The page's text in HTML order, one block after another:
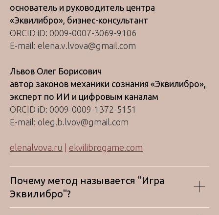
основатель и руководитель центра
«Эквилибро», бизнес-консультант
ORCID iD: 0009-0007-3069-9106
E-mail: elena.v.lvova@gmail.com
Львов Олег Борисович
автор законов механики сознания «Эквилибро»,
эксперт по ИИ и цифровым каналам
ORCID iD: 0009-0009-1372-5151
E-mail: oleg.b.lvov@gmail.com
elenalvova.ru ekvilibrogame.com
Почему метод называется "Игра
Эквилибро"?